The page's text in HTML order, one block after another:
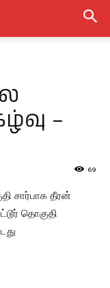
–
69
சார்பாக தீரன்
தொகுதி